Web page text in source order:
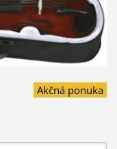
Akčná ponuka